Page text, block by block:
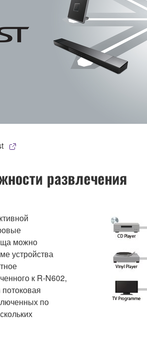
развлечения
можно
устройства
к R-N602,
по